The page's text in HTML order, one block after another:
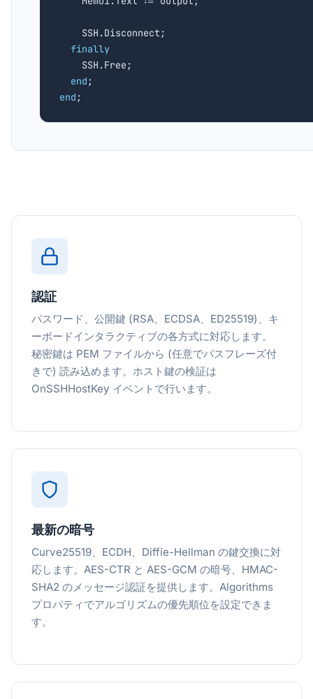
    SSH.Disconnect;
finally
    SSH.Free;
end
end ;
認証
パスワード、公開鍵 (RSA、ECDSA、ED25519)、キ
ーボードインタラクティブの各方式に対応します。
秘密鍵は PEM ファイルから (任意でパスフレーズ付
きで) 読み込めます。ホスト鍵の検証は
OnSSHHostKey イベントで行います。
最新の暗号
Curve25519、ECDH、Diffie-Hellman の鍵交換に対
応します。AES-CTR と AES-GCM の暗号、HMAC-
SHA2 のメッセージ認証を提供します。Algorithms
プロパティでアルゴリズムの優先順位を設定できま
す。